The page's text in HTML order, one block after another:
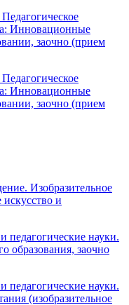
Инновационные
заочно (прием
Инновационные
заочно (прием
Изобразительное
и
педагогические науки.
образования, заочно
педагогические науки.
(изобразительное